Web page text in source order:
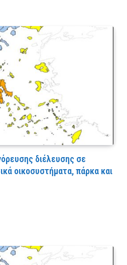
διέλευσης σε
οικοσυστήματα, πάρκα και